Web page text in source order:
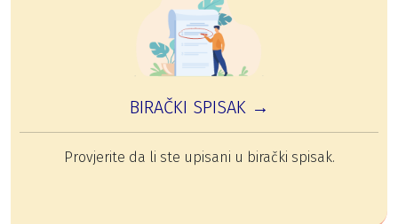
BIRAČKI SPISAK →
Provjerite da li ste upisani u birački spisak.